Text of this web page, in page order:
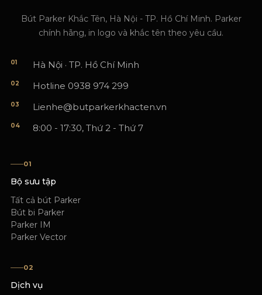
Bút Parker Khắc Tên, Hà Nội - TP. Hồ Chí Minh. Parker
chính hãng, in logo và khắc tên theo yêu cầu.
01 Hà Nội · TP. Hồ Chí Minh
02 Hotline 0938 974 299
03 Lienhe@butparkerkhacten.vn
04 8:00 - 17:30, Thứ 2 - Thứ 7
01
Bộ sưu tập
Tất cả bút Parker
Bút bi Parker
Parker IM
Parker Vector
02
Dịch vụ